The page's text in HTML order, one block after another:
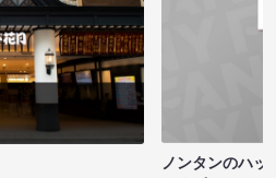
ノンタンのハッ